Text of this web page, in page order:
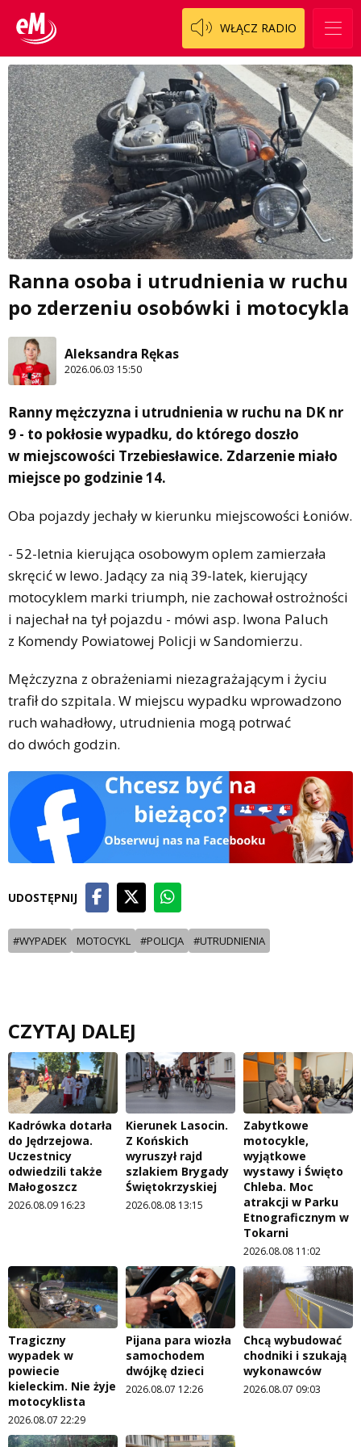
WŁĄCZ RADIO
Ranna osoba i utrudnienia w ruchu
po zderzeniu osobówki i motocykla
Aleksandra Rękas
2026.06.03 15:50
Ranny mężczyzna i utrudnienia w ruchu na DK nr
9 - to pokłosie wypadku, do którego doszło
w miejscowości Trzebiesławice. Zdarzenie miało
miejsce po godzinie 14.
Oba pojazdy jechały w kierunku miejscowości Łoniów.
- 52-letnia kierująca osobowym oplem zamierzała
skręcić w lewo. Jadący za nią 39-latek, kierujący
motocyklem marki triumph, nie zachował ostrożności
i najechał na tył pojazdu - mówi asp. Iwona Paluch
z Komendy Powiatowej Policji w Sandomierzu.
Mężczyzna z obrażeniami niezagrażającym i życiu
trafił do szpitala. W miejscu wypadku wprowadzono
ruch wahadłowy, utrudnienia mogą potrwać
do dwóch godzin.
UDOSTĘPNIJ
#WYPADEK MOTOCYKL #POLICJA #UTRUDNIENIA
CZYTAJ DALEJ
Kadrówka dotarła
do Jędrzejowa.
Uczestnicy
odwiedzili także
Małogoszcz
2026.08.09 16:23
Kierunek Lasocin.
Z Końskich
wyruszył rajd
szlakiem Brygady
Świętokrzyskiej
2026.08.08 13:15
Zabytkowe
motocykle,
wyjątkowe
wystawy i Święto
Chleba. Moc
atrakcji w Parku
Etnograficznym w
Tokarni
2026.08.08 11:02
Tragiczny
wypadek w
powiecie
kieleckim. Nie żyje
motocyklista
2026.08.07 22:29
Pijana para wiozła
samochodem
dwójkę dzieci
2026.08.07 12:26
Chcą wybudować
chodniki i szukają
wykonawców
2026.08.07 09:03